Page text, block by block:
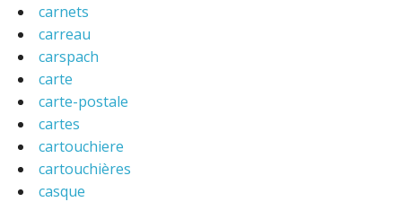
carnets
carreau
carspach
carte
carte-postale
cartes
cartouchiere
cartouchières
casque